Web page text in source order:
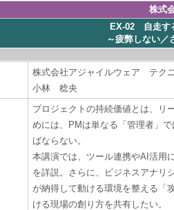
株式
EX-02 自走す
～疲弊しない／
株式会社アジャイルウェア テク
小林 稔央
プロジェクトの持続価値とは、リ
めには、PMは単なる「管理者」
ばならない。
本講演では、ツール連携やAI活用
を詳説。さらに、ビジネスアナリ
が納得して動ける環境を整える「
ける現場の創り方を共有したい。